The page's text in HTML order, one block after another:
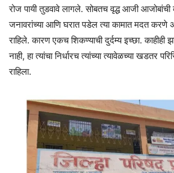
रोज पायी तुडवावे लागले. सोबतच वृद्ध आजी
जनावरांच्या आणि घरात पडेल त्या कामात मदत करणे
राहिले. कारण एकच शिकण्याची दुर्दम्य इच्छा. काहीही
नाही, हा त्यांचा निर्धारच त्यांच्या त्यावेळच्या खडतर
राहिला.